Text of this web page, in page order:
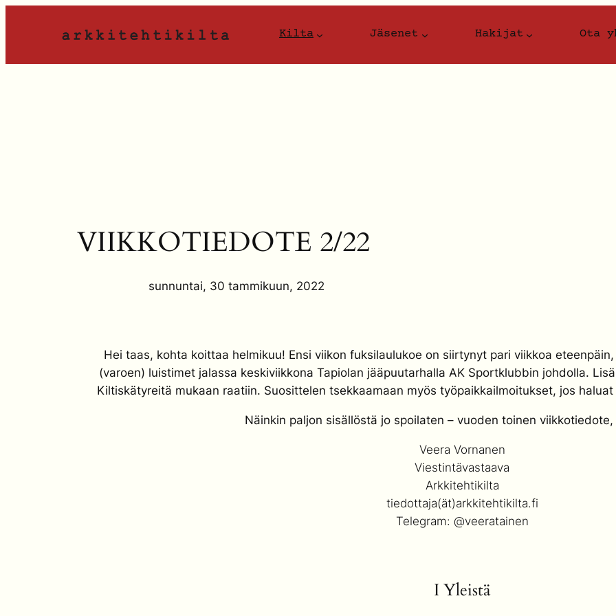
Kilta Jäsenet Hakijat Ota
VIIKKOTIEDOTE 2/22
sunnuntai, 30 tammikuun, 2022
Hei taas, kohta koittaa helmikuu! Ensi viikon fuksilaulukoe on siirtynyt pari viikkoa
(varoen) luistimet jalassa keskiviikkona Tapiolan jääpuutarhalla AK Sportklubbin johdolla.
Kiltiskätyreitä mukaan raatiin. Suosittelen tsekkaamaan myös työpaikkailmoitukset, jos
Näinkin paljon sisällöstä jo spoilaten – vuoden toinen viikkotiedote,
Veera Vornanen
Viestintävastaava
Arkkitehtikilta
tiedottaja(ät)arkkitehtikilta.fi
Telegram: @veeratainen
I Yleistä